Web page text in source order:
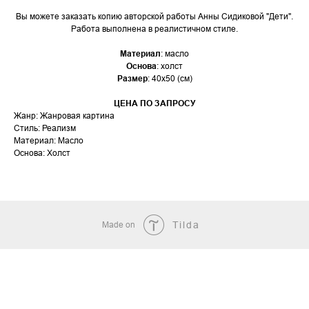
Вы можете заказать копию авторской работы Анны Сидиковой "Дети".
Работа выполнена в реалистичном стиле.
Материал: масло
Основа: холст
Размер: 40х50 (см)
ЦЕНА ПО ЗАПРОСУ
Жанр: Жанровая картина
Стиль: Реализм
Материал: Масло
Основа: Холст
Made on Tilda